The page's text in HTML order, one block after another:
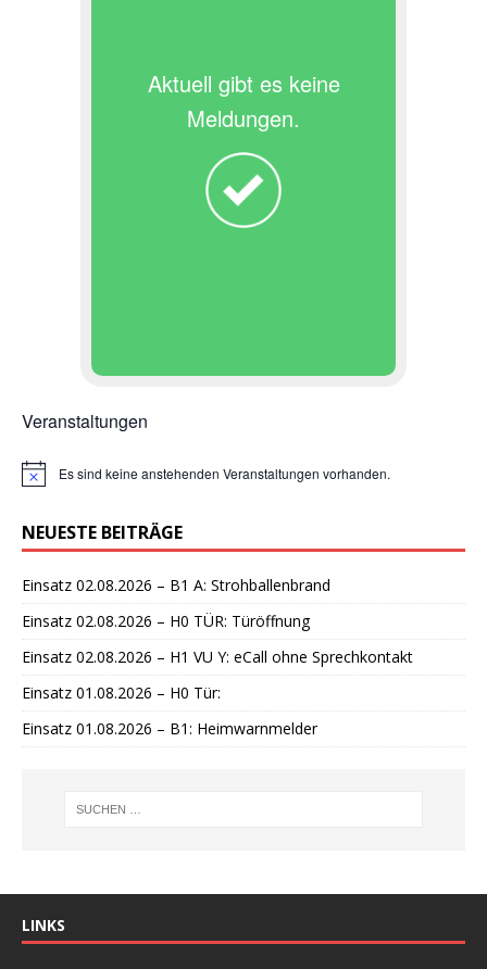
Aktuell gibt es keine
Meldungen.
Veranstaltungen
H
w
e
s
Es sind keine anstehenden Veranstaltungen vorhanden.
NEUESTE BEITRÄGE
Einsatz 02.08.2026 – B1 A: Strohballenbrand
Einsatz 02.08.2026 – H0 TÜR: Türöffnung
Einsatz 02.08.2026 – H1 VU Y: eCall ohne Sprechkontakt
Einsatz 01.08.2026 – H0 Tür:
Einsatz 01.08.2026 – B1: Heimwarnmelder
LINKS